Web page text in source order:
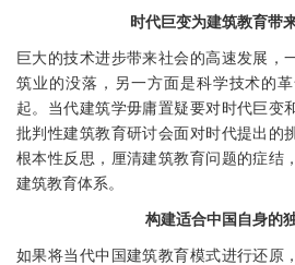
时代巨变为建筑教育带
巨大的技术进步带来社会的高速发展，
筑业的没落，另一方面是科学技术的
起。当代建筑学毋庸置疑要对时代巨变
批判性建筑教育研讨会面对时代提出的
根本性反思，厘清建筑教育问题的症结
建筑教育体系。
构建适合中国自身的
如果将当代中国建筑教育模式进行还原